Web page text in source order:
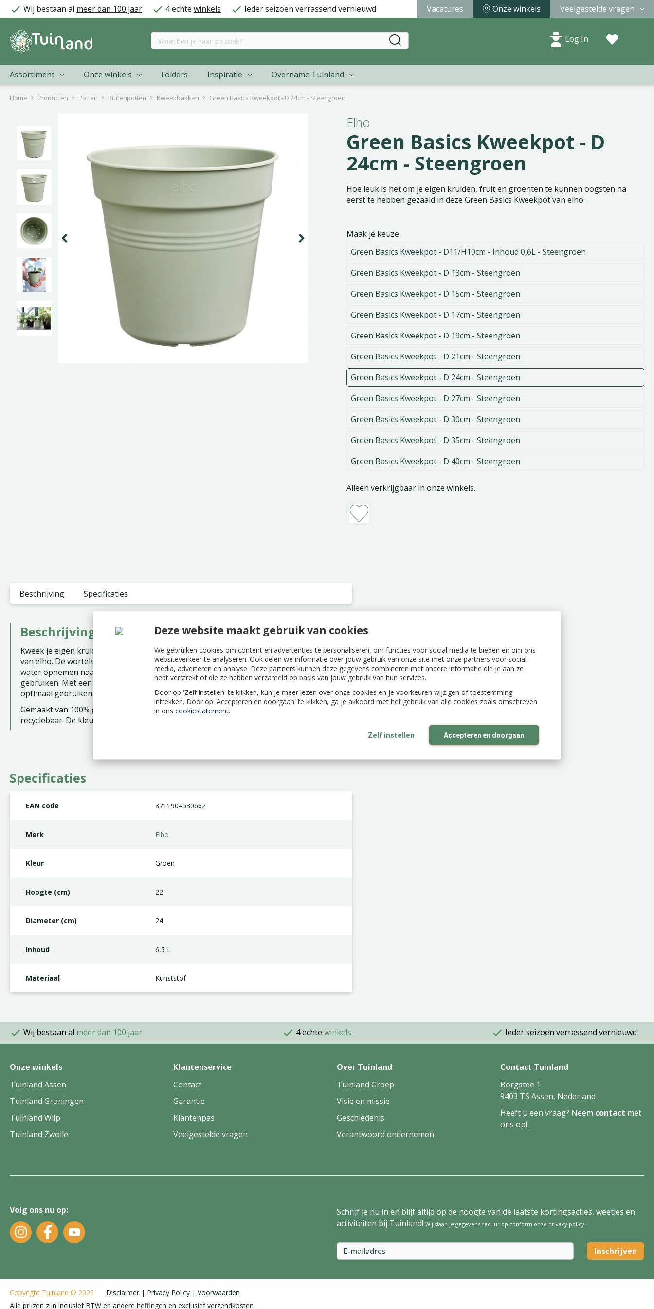
Deze website maakt gebruik van cookies
We gebruiken cookies om content en advertenties te personaliseren, om functies voor social media te bieden en om ons
websiteverkeer te analyseren. Ook delen we informatie over jouw gebruik van onze site met onze partners voor social
media, adverteren en analyse. Deze partners kunnen deze gegevens combineren met andere informatie die je aan ze
hebt verstrekt of die ze hebben verzameld op basis van jouw gebruik van hun services.
Door op 'Zelf instellen' te klikken, kun je meer lezen over onze cookies en je voorkeuren wijzigen of toestemming
intrekken. Door op 'Accepteren en doorgaan' te klikken, ga je akkoord met het gebruik van alle cookies zoals omschreven
in ons cookiestatement.
Zelf instellen Accepteren en doorgaan
naar
Home Producten Potten Buitenpotten Kweekbakken Green Basics Kweekpot - D 24cm - Steengroen
Wij bestaan al meer dan 100 jaar 4 echte winkels Ieder seizoen verrassend vernieuwd Vacatures Onze winkels Veelgestelde vragen
Log in
Assortiment Onze winkels Folders Inspiratie Overname Tuinland
Elho
Green Basics Kweekpot - D
24cm - Steengroen
Hoe leuk is het om je eigen kruiden, fruit en groenten te kunnen oogsten na
eerst te hebben gezaaid in deze Green Basics Kweekpot van elho.
Maak je keuze
Green Basics Kweekpot - D11/H10cm - Inhoud 0,6L - Steengroen
Green Basics Kweekpot - D 13cm - Steengroen
Green Basics Kweekpot - D 15cm - Steengroen
Green Basics Kweekpot - D 17cm - Steengroen
Green Basics Kweekpot - D 19cm - Steengroen
Green Basics Kweekpot - D 21cm - Steengroen
Green Basics Kweekpot - D 24cm - Steengroen
Green Basics Kweekpot - D 27cm - Steengroen
Green Basics Kweekpot - D 30cm - Steengroen
Green Basics Kweekpot - D 35cm - Steengroen
Green Basics Kweekpot - D 40cm - Steengroen
Alleen verkrijgbaar in onze winkels.
Beschrijving Specificaties
Beschrijving
Kweek je eigen kruiden, groenten, bloemen en fruit in deze ideale Green Basics Kweekpot
van elho. De wortels van de planten krijgen de beste beluchting en kunnen gemakkelijk
water opnemen naar behoefte. Een pot van topkwaliteit. En de bloempot is jaar na jaar te
gebruiken. Met een bijpassende Green Basics schotel van elho kun je de Kweekpot
optimaal gebruiken.
Gemaakt van 100% gerecycled plastic, geproduceerd met windenergie en volledig
recyclebaar. De kleur is Steengroen.
Specificaties
EAN code 8711904530662
Merk Elho
Kleur Groen
Hoogte (cm) 22
Diameter (cm) 24
Inhoud 6,5 L
Materiaal Kunststof
Wij bestaan al meer dan 100 jaar 4 echte winkels Ieder seizoen verrassend vernieuwd
Onze winkels
Tuinland Assen
Tuinland Groningen
Tuinland Wilp
Tuinland Zwolle
Klantenservice
Contact
Garantie
Klantenpas
Veelgestelde vragen
Over Tuinland
Tuinland Groep
Visie en missie
Geschiedenis
Verantwoord ondernemen
Contact Tuinland
Borgstee 1
9403 TS Assen, Nederland
Heeft u een vraag? Neem contact met
ons op!
Volg ons nu op:
Schrijf je nu in en blijf altijd op de hoogte van de laatste kortingsacties, weetjes en
activiteiten bij Tuinland! Wij slaan je gegevens secuur op conform onze privacy policy
Copyright Tuinland © 2026 Disclaimer Privacy Policy
Voorwaarden
Alle prijzen zijn inclusief BTW en andere heffingen en exclusief verzendkosten.